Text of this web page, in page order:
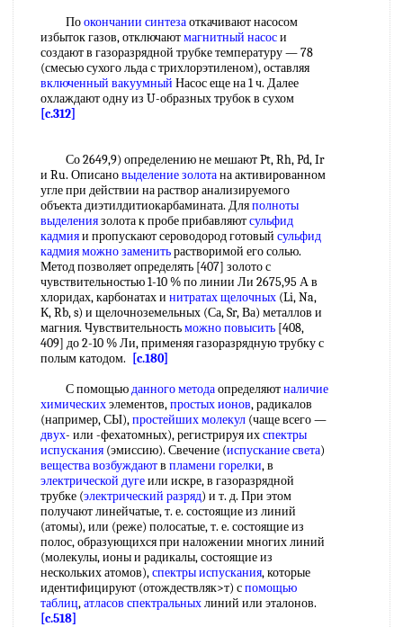
Поокончании синтезаоткачивают насосом
избыток газов, отключаютмагнитный насоси
создают в газоразрядной трубке температуру — 78
(смесью сухого льда с трихлорэтиленом), оставляя
включенный вакуумный Насос еще на 1 ч. Далее
охлаждают одну из U-образных трубок в сухом
[c.312]
Со 2649,9) определению не мешают Pt, Rh, Pd, Ir
и Ru. Описановыделение золотана активированном
угле при действии на раствор анализируемого
объекта диэтилдитиокарбамината. Дляполноты
выделениязолота к пробе прибавляютсульфид
кадмияи пропускают сероводород готовый сульфид
кадмияможно заменитьрастворимой его солью.
Метод позволяет определять [407] золото с
чувствительностью 1-10 % по линии Ли 2675,95 А в
хлоридах, карбонатах и нитратах щелочных (Li, Na,
К, Rb, s) и щелочноземельных (Са, Sr, Ва) металлов и
магния. Чувствительностьможно повысить [408,
409] до 2-10 % Ли, применяя газоразрядную трубку с
полым катодом.
[c.180]
С помощьюданного методаопределяютналичие
химическихэлементов,простых ионов, радикалов
(например, СЫ),простейших молекул (чаще всего —
двух- или -фехатомных), регистрируя ихспектры
испускания (эмиссию). Свечение (испускание света)
вещества возбуждаютв пламени горелки, в
электрической дугеили искре, в газоразрядной
трубке (электрический разряд) и т. д. При этом
получают линейчатые, т. е. состоящие из линий
(атомы), или (реже) полосатые, т. е. состоящие из
полос, образующихся при наложении многих линий
(молекулы, ионы и радикалы, состоящие из
нескольких атомов),спектры испускания, которые
идентифицируют (отождествляк>т) спомощью
таблиц,атласов спектральныхлиний или эталонов.
[c.518]